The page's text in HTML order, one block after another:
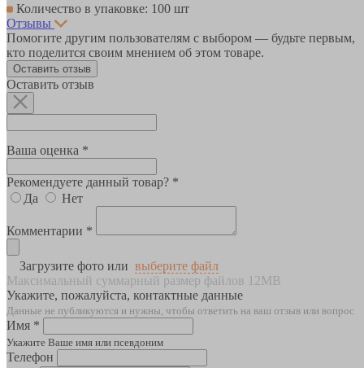
Количество в упаковке: 100 шт
Отзывы
Помогите другим пользователям с выбором — будьте первым,
кто поделится своим мнением об этом товаре.
Оставить отзыв
Оставить отзыв
Ваша оценка *
Рекомендуете данный товар? *
Да
Нет
Комментарии *
Загрузите фото или выберите файл
Максимальный суммарный размер файлов 12MB
Укажите, пожалуйста, контактные данные
Данные не публикуются и нужны, чтобы ответить на ваш отзыв или вопрос
Имя *
Укажите Ваше имя или псевдоним
Телефон